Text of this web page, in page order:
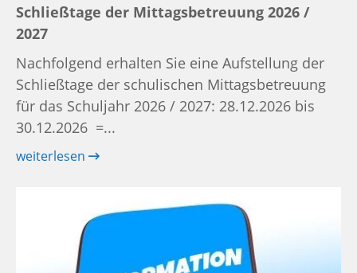
Schließtage der Mittagsbetreuung 2026 /
2027
Nachfolgend erhalten Sie eine Aufstellung der
Schließtage der schulischen Mittagsbetreuung
für das Schuljahr 2026 / 2027: 28.12.2026 bis
30.12.2026 =...
weiterlesen